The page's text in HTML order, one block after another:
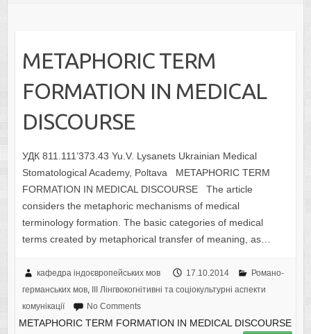
METAPHORIC TERM
FORMATION IN MEDICAL
DISCOURSE
УДК 811.111’373.43 Yu.V. Lysanets Ukrainian Medical
Stomatological Academy, Poltava METAPHORIC TERM
FORMATION IN MEDICAL DISCOURSE The article
considers the metaphoric mechanisms of medical
terminology formation. The basic categories of medical
terms created by metaphorical transfer of meaning, as…
кафедра індоєвропейських мов 17.10.2014
Романо-
германських мов,
IІI Лінгвокогнітивні та соціокультурні аспекти
комунікації
No Comments
METAPHORIC TERM FORMATION IN MEDICAL DISCOURSE